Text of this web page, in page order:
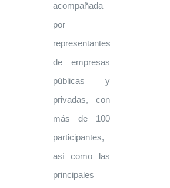
acompañada
por
representantes
de empresas
públicas y
privadas, con
más de 100
participantes,
así como las
principales